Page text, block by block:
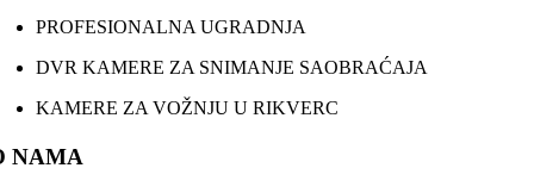
PROFESIONALNA UGRADNJA
DVR KAMERE ZA SNIMANJE SAOBRAĆAJA
KAMERE ZA VOŽNJU U RIKVERC
NAMA